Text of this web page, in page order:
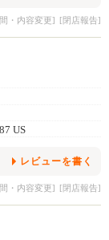
・内容変更] [閉店報告]
US
レビューを書く
・内容変更] [閉店報告]